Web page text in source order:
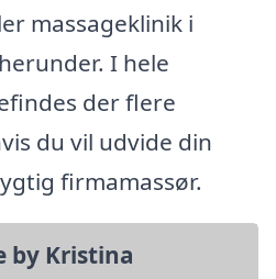
massageklinik i
I hele
der flere
du vil udvide din
firmamassør.
by Kristina